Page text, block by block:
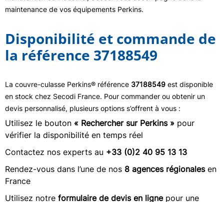
maintenance de vos équipements Perkins.
Disponibilité et commande de
la référence 37188549
La couvre-culasse Perkins® référence 37188549 est disponible
en stock chez Secodi France. Pour commander ou obtenir un
devis personnalisé, plusieurs options s’offrent à vous :
Utilisez le bouton « Rechercher sur Perkins » pour
vérifier la disponibilité en temps réel
Contactez nos experts au +33 (0)2 40 95 13 13
Rendez-vous dans l’une de nos 8 agences régionalesen
France
Utilisez notre formulaire de devis en lignepour une